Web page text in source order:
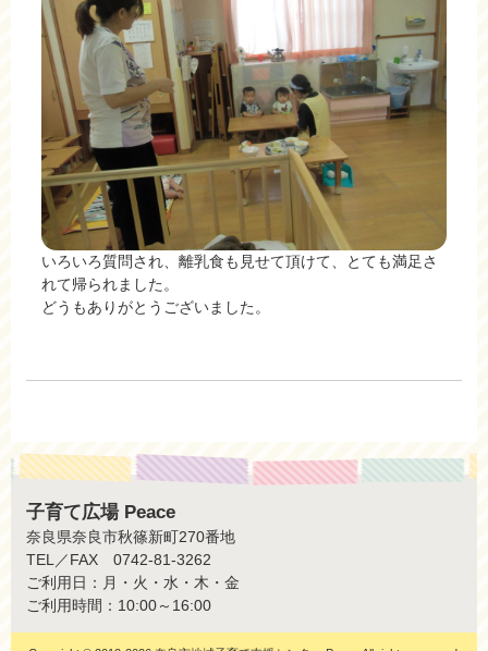
いろいろ質問され、離乳食も見せて頂けて、とても満足さ
れて帰られました。
どうもありがとうございました。
子育て広場 Peace
奈良県奈良市秋篠新町270番地
TEL／FAX 0742-81-3262
ご利用日：月・火・水・木・金
ご利用時間：10:00～16:00